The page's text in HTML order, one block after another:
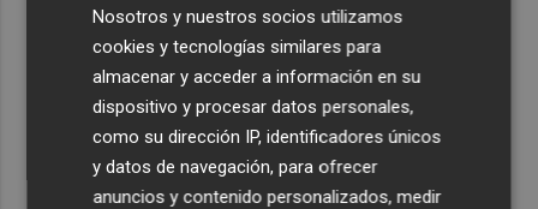
reabrir la ermita de Sant Cristòfol tras su cierre en 2021
El Xixo Xixero llena de tradición y ambiente la Playa
Casablanca de Almenara
Nosotros y nuestros socios utilizamos
cookies y tecnologías similares para
almacenar y acceder a información en su
dispositivo y procesar datos personales,
como su dirección IP, identificadores únicos
y datos de navegación, para ofrecer
anuncios y contenido personalizados, medir